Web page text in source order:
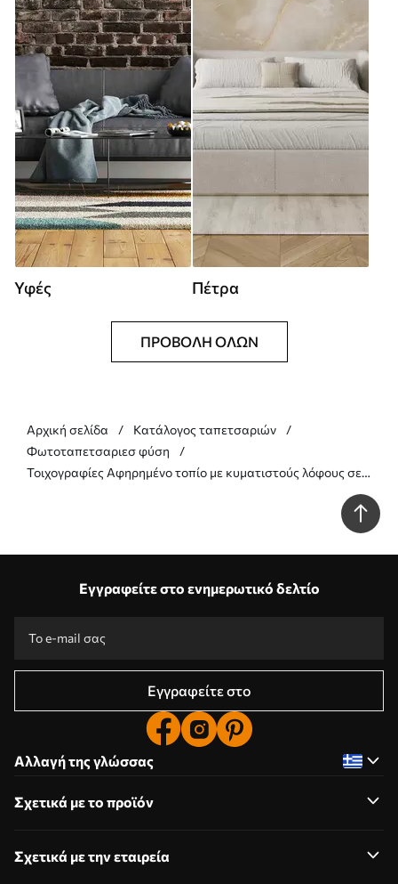
Υφές Πέτρα
ΠΡΟΒΟΛΉ ΌΛΩΝ
Αρχική σελίδα
Κατάλογος ταπετσαριών
Φωτοταπετσαριεσ φύση
Τοιχογραφίες Αφηρημένο τοπίο με κυματιστούς λόφους σε
αποχρώσεις του καφέ και του μπεζ, έργο τέχνης με υφή Nr.
Εγγραφείτε στο ενημερωτικό δελτίο
Εγγραφείτε στο
Αλλαγή της γλώσσας
Σχετικά με το προϊόν
Σχετικά με την εταιρεία